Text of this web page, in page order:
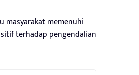
masyarakat memenuhi
terhadap pengendalian